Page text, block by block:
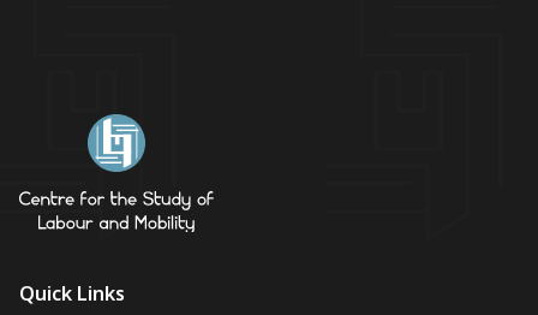
Quick Links